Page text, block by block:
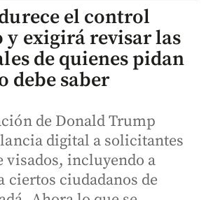
el control
exigirá revisar las
de quienes pidan
debe saber
de Donald Trump
digital a solicitantes
visados, incluyendo a
ciertos ciudadanos de